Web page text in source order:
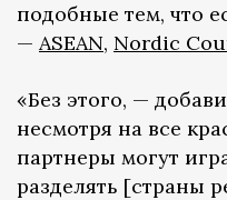
подобные тем, что
— ASEAN, Nordic
«Без этого, —
несмотря на все
партнеры могут
разделять [страны